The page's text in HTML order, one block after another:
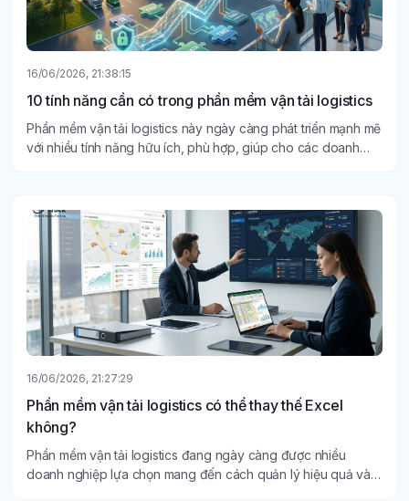
16/06/2026, 21:38:15
10 tính năng cần có trong phần mềm vận tải logistics
Phần mềm vận tải logistics này ngày càng phát triển mạnh mẽ
với nhiều tính năng hữu ích, phù hợp, giúp cho các doanh
16/06/2026, 21:27:29
Phần mềm vận tải logistics có thể thay thế Excel
không?
Phần mềm vận tải logistics đang ngày càng được nhiều
doanh nghiệp lựa chọn mang đến cách quản lý hiệu quả và